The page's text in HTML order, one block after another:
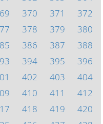
370 371
372
378 379
380
386 387
388
394 395
396
402 403
404
410 411
412
418 419
420